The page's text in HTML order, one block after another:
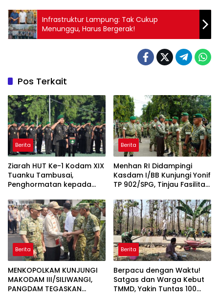
Infrastruktur Lampung: Tak Cukup
Menunggu, Harus Bergerak!
Pos Terkait
Berita
Ziarah HUT Ke-1 Kodam XIX
Tuanku Tambusai,
Penghormatan kepada
Khidmat
Berita
Menhan RI Didampingi
Kasdam I/BB Kunjungi Yonif
TP 902/SPG, Tinjau Fasilitas
Berita
MENKOPOLKAM KUNJUNGI
MAKODAM III/SILIWANGI,
PANGDAM TEGASKAN
Berita
Berpacu dengan Waktu!
Satgas dan Warga Kebut
TMMD, Yakin Tuntas 100